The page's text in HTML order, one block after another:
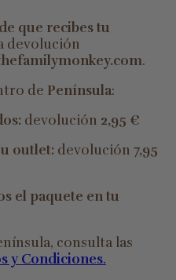
que recibes tu
devolución
.
de Península:
devolución 2,95 €
outlet: devolución 7,95
el paquete en tu
consulta las
y Condiciones.